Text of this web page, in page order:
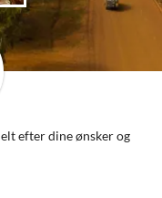
efter dine ønsker og